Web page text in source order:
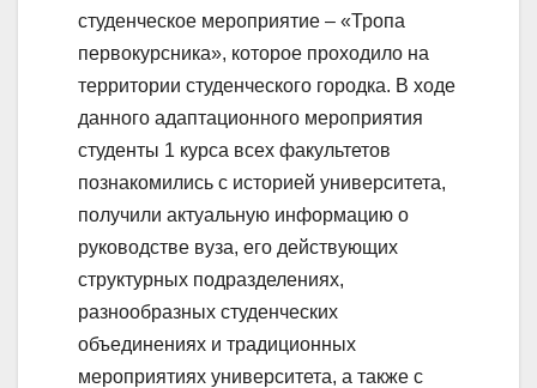
студенческое мероприятие – «Тропа
первокурсника», которое проходило на
территории студенческого городка. В ходе
данного адаптационного мероприятия
студенты 1 курса всех факультетов
познакомились с историей университета,
получили актуальную информацию о
руководстве вуза, его действующих
структурных подразделениях,
разнообразных студенческих
объединениях и традиционных
мероприятиях университета, а также с